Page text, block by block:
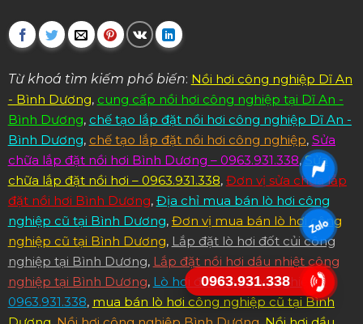
Từ khoá tìm kiếm phổ biến: Nồi hơi công nghiệp Dĩ An
- Bình Dương, cung cấp nồi hơi công nghiệp tại Dĩ An -
Bình Dương, chế tạo lắp đặt nồi hơi công nghiệp Dĩ An -
Bình Dương, chế tạo lắp đặt nồi hơi công nghiệp, Sửa
chữa lắp đặt nồi hơi Bình Dương – 0963.931.338,Sửa
chữa lắp đặt nồi hơi – 0963.931.338, Đơn vị sửa chữa lắp
đặt nồi hơi Bình Dương, Địa chỉ mua bán lò hơi công
nghiệp cũ tại Bình Dương, Đơn vị mua bán lò hơi công
nghiệp cũ tại Bình Dương, Lắp đặt lò hơi đốt củi công
nghiệp tại Bình Dương, Lắp đặt nồi hơi dầu nhiệt công
nghiệp tại Bình Dương, Lò hơi đốt củi công nghiệp –
0963.931.338, mua bán lò hơi công nghiệp cũ tại Bình
0963.931.338